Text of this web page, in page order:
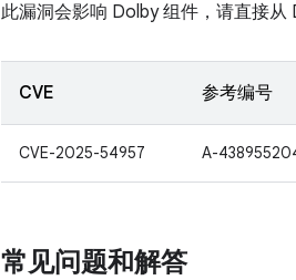
此漏洞会影响 Dolby 组件，请直接从
CVE 参考编号
CVE-2025-54957 A-
常见问题和解答